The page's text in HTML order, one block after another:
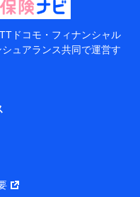
用者（詳細は次のと
号 山王パークタワー
社長 前田 義晃
アーバンネット日
は、お客さまの情報
則を順守します 。
ドコモ・フィナンシャル
ュアランス共同で運営す